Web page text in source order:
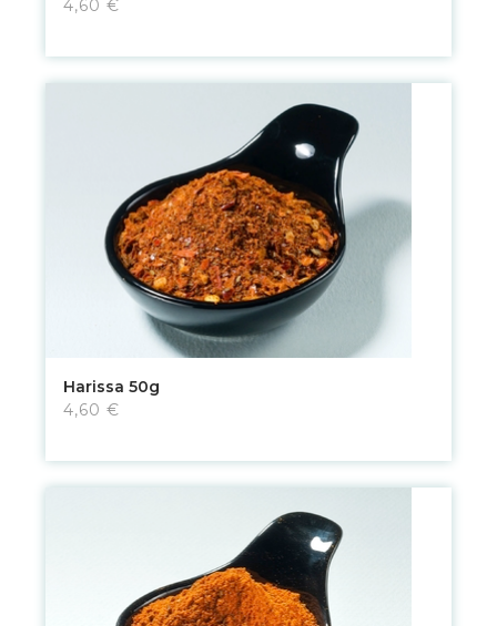
4,60 €
Harissa 50g
4,60 €